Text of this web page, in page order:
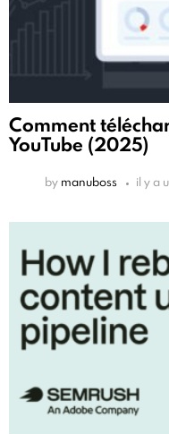
Comment
YouTube (2025)
by manuboss il y a